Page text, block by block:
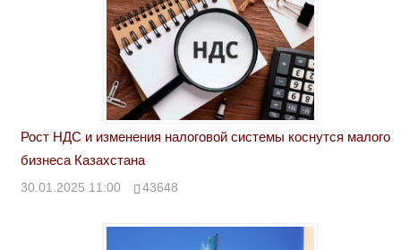
Рост НДС и изменения налоговой системы коснутся малого
бизнеса Казахстана
30.01.2025 11:00 43648